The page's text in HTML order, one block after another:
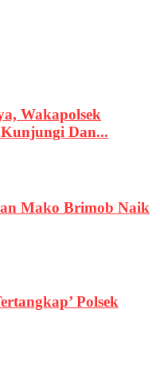
Wakapolsek
Dan...
Mako Brimob Naik
Polsek